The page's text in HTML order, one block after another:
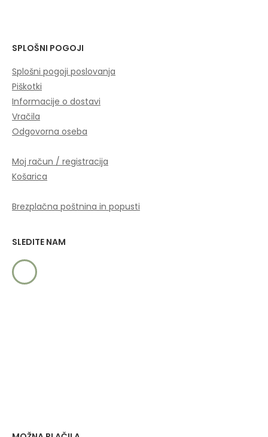
SPLOŠNI POGOJI
Splošni pogoji poslovanja
Piškotki
Informacije o dostavi
Vračila
Odgovorna oseba
Moj račun / registracija
Košarica
Brezplačna poštnina in popusti
SLEDITE NAM